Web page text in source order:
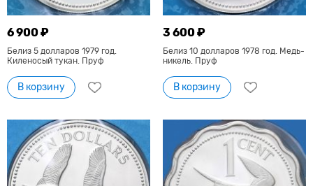
6 900 ₽
Белиз 5 долларов 1979 год.
Киленосый тукан. Пруф
В корзину
3 600 ₽
Белиз 10 долларов 1978 год. Медь-
никель. Пруф
В корзину